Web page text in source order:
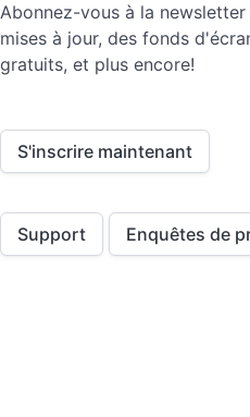
Abonnez-vous à la
mises à jour, des fonds
gratuits, et plus encore!
S'inscrire maintenant
Support Enquêtes de